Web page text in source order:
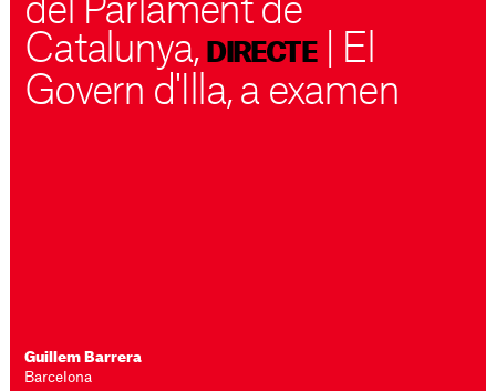
del Parlament de
Catalunya, DIRECTE
El
Govern d'Illa, a examen
Guillem Barrera
Barcelona